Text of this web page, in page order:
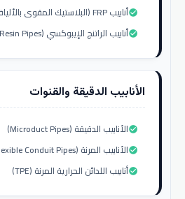
أنابيب FRP (البلاستيك المقوى بالألياف الزجاجية)check_circle
أنابيب الراتنج الإيبوكسي (Epoxy Resin Pipes)check_circle
الأنابيب الدقيقة والقنوات
الأنابيب الدقيقة (Microduct Pipes)check_circle
الأنابيب المرنة (Flexible Conduit Pipes)check_circle
أنابيب اللدائن الحرارية المرنة (TPE)check_circle